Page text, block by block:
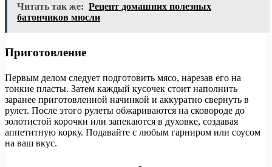
Читать так же: Рецепт домашних полезных
батончиков мюсли
Приготовление
Первым делом следует подготовить мясо, нарезав его на
тонкие пласты. Затем каждый кусочек стоит наполнить
заранее приготовленной начинкой и аккуратно свернуть в
рулет. После этого рулеты обжариваются на сковороде до
золотистой корочки или запекаются в духовке, создавая
аппетитную корку. Подавайте с любым гарниром или соусом
на ваш вкус.